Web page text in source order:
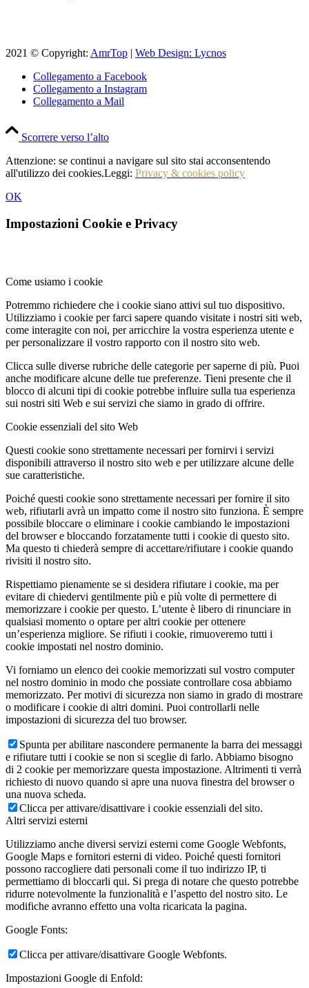
2021 © Copyright: AmrTop | Web Design: Lycnos
Collegamento a Facebook
Collegamento a Instagram
Collegamento a Mail
Scorrere verso l’alto
Attenzione: se continui a navigare sul sito stai acconsentendo
all'utilizzo dei cookies.Leggi: Privacy & cookies policy
OK
Impostazioni Cookie e Privacy
Come usiamo i cookie
Potremmo richiedere che i cookie siano attivi sul tuo dispositivo.
Utilizziamo i cookie per farci sapere quando visitate i nostri siti web,
come interagite con noi, per arricchire la vostra esperienza utente e
per personalizzare il vostro rapporto con il nostro sito web.
Clicca sulle diverse rubriche delle categorie per saperne di più. Puoi
anche modificare alcune delle tue preferenze. Tieni presente che il
blocco di alcuni tipi di cookie potrebbe influire sulla tua esperienza
sui nostri siti Web e sui servizi che siamo in grado di offrire.
Cookie essenziali del sito Web
Questi cookie sono strettamente necessari per fornirvi i servizi
disponibili attraverso il nostro sito web e per utilizzare alcune delle
sue caratteristiche.
Poiché questi cookie sono strettamente necessari per fornire il sito
web, rifiutarli avrà un impatto come il nostro sito funziona. È sempre
possibile bloccare o eliminare i cookie cambiando le impostazioni
del browser e bloccando forzatamente tutti i cookie di questo sito.
Ma questo ti chiederà sempre di accettare/rifiutare i cookie quando
rivisiti il nostro sito.
Rispettiamo pienamente se si desidera rifiutare i cookie, ma per
evitare di chiedervi gentilmente più e più volte di permettere di
memorizzare i cookie per questo. L’utente è libero di rinunciare in
qualsiasi momento o optare per altri cookie per ottenere
un’esperienza migliore. Se rifiuti i cookie, rimuoveremo tutti i
cookie impostati nel nostro dominio.
Vi forniamo un elenco dei cookie memorizzati sul vostro computer
nel nostro dominio in modo che possiate controllare cosa abbiamo
memorizzato. Per motivi di sicurezza non siamo in grado di mostrare
o modificare i cookie di altri domini. Puoi controllarli nelle
impostazioni di sicurezza del tuo browser.
Spunta per abilitare nascondere permanente la barra dei messaggi
e rifiutare tutti i cookie se non si sceglie di farlo. Abbiamo bisogno
di 2 cookie per memorizzare questa impostazione. Altrimenti ti verrà
richiesto di nuovo quando si apre una nuova finestra del browser o
una nuova scheda.
Clicca per attivare/disattivare i cookie essenziali del sito.
Altri servizi esterni
Utilizziamo anche diversi servizi esterni come Google Webfonts,
Google Maps e fornitori esterni di video. Poiché questi fornitori
possono raccogliere dati personali come il tuo indirizzo IP, ti
permettiamo di bloccarli qui. Si prega di notare che questo potrebbe
ridurre notevolmente la funzionalità e l’aspetto del nostro sito. Le
modifiche avranno effetto una volta ricaricata la pagina.
Google Fonts:
Clicca per attivare/disattivare Google Webfonts.
Impostazioni Google di Enfold: